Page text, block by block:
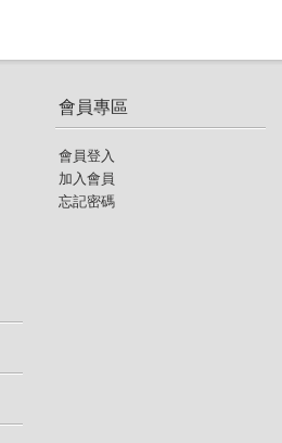
)
)
爐
會員專區
會員登入
加入會員
忘記密碼